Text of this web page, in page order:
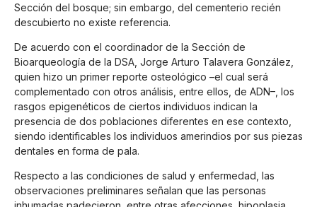
Sección del bosque; sin embargo, del cementerio recién
descubierto no existe referencia.
De acuerdo con el coordinador de la Sección de
Bioarqueología de la DSA, Jorge Arturo Talavera González,
quien hizo un primer reporte osteológico –el cual será
complementado con otros análisis, entre ellos, de ADN–, los
rasgos epigenéticos de ciertos individuos indican la
presencia de dos poblaciones diferentes en ese contexto,
siendo identificables los individuos amerindios por sus piezas
dentales en forma de pala.
Respecto a las condiciones de salud y enfermedad, las
observaciones preliminares señalan que las personas